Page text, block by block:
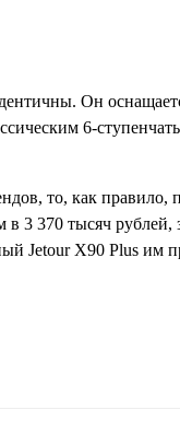
Он
6-
то, как правило,
3 370 тысяч рублей,
Jetour X90 Plus им